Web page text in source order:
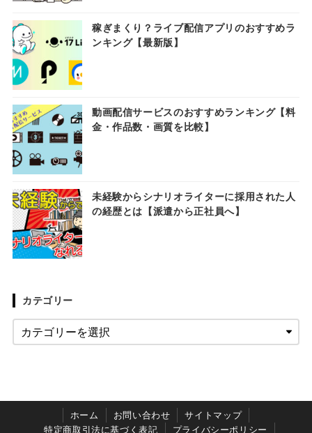
稼ぎまくり？ライブ配信アプリのおすすめラ
ンキング【最新版】
動画配信サービスのおすすめランキング【料
金・作品数・画質を比較】
未経験からシナリオライターに採用された人
の経歴とは【派遣から正社員へ】
カテゴリー
ホーム お問い合わせ
サイトマップ
特定商取引法に基づく表記
プライバシーポリシー